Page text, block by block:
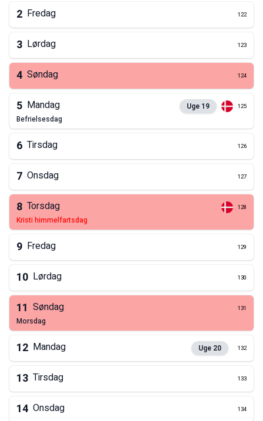
2 Fredag 122
3 Lørdag 123
4 Søndag 124
5 Mandag Uge 19 125
befrielsesdag
6 Tirsdag 126
7 Onsdag 127
8 Torsdag 128
kristi himmelfartsdag
9 Fredag 129
10 Lørdag 130
11 Søndag 131
morsdag
12 Mandag Uge 20 132
13 Tirsdag 133
14 Onsdag 134